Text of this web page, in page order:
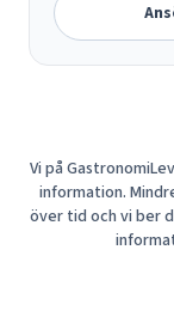
Vi på
information.
över tid och vi ber